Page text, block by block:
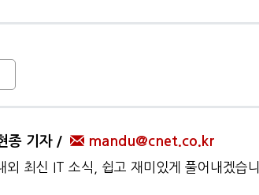
종 기자 mandu@cnet.co.kr
외 최신 IT 소식, 쉽고 재미있게 풀어내겠습